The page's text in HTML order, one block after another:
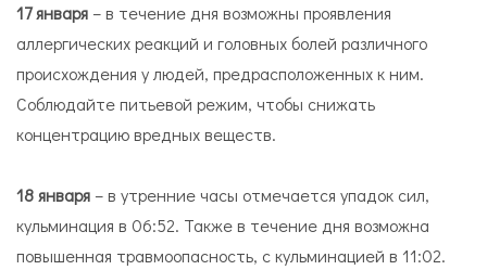
17 января – в течение дня возможны проявления
аллергических реакций и головных болей различного
происхождения у людей, предрасположенных к ним.
Соблюдайте питьевой режим, чтобы снижать
концентрацию вредных веществ.
18 января – в утренние часы отмечается упадок сил,
кульминация в 06:52. Также в течение дня возможна
повышенная травмоопасность, с кульминацией в 11:02.